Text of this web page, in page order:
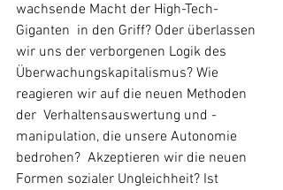
wachsende Macht der High-Tech-
Giganten  in den Griff? Oder überlassen
wir uns der verborgenen Logik des
Überwachungskapitalismus? Wie
reagieren wir auf die neuen Methoden
der  Verhaltensauswertung und -
manipulation, die unsere Autonomie
bedrohen?  Akzeptieren wir die neuen
Formen sozialer Ungleichheit? Ist